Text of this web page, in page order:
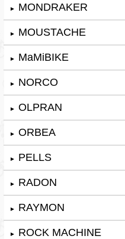
► MONDRAKER
► MOUSTACHE
► MaMiBIKE
► NORCO
► OLPRAN
► ORBEA
► PELLS
► RADON
► RAYMON
► ROCK MACHINE